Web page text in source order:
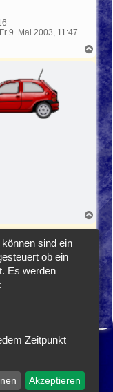
M
z
n
O
t
t
Fr 9. Mai 2003, 11:47
N
a
c
h
o
b
e
a
h
b
16 Beiträge 1 2
Gehe zu
sind ein
ob ein
Es werden
Zeitpunkt
Akzeptieren